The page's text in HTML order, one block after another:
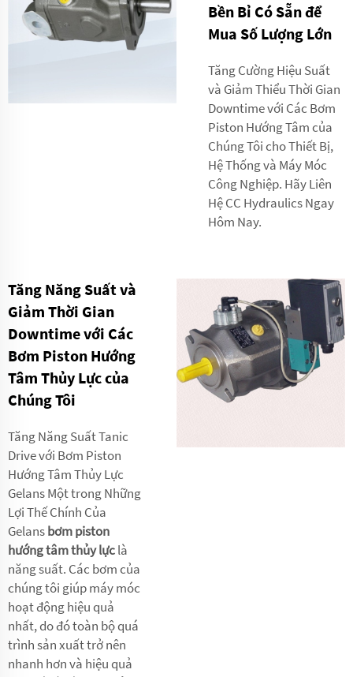
Bền Bỉ Có Sẵn để
Mua Số Lượng Lớn
Tăng Cường Hiệu Suất
và Giảm Thiểu Thời Gian
Downtime với Các Bơm
Piston Hướng Tâm của
Chúng Tôi cho Thiết Bị,
Hệ Thống và Máy Móc
Công Nghiệp. Hãy Liên
Hệ CC Hydraulics Ngay
Hôm Nay.
Tăng Năng Suất và
Giảm Thời Gian
Downtime với Các
Bơm Piston Hướng
Tâm Thủy Lực của
Chúng Tôi
Tăng Năng Suất Tanic
Drive với Bơm Piston
Hướng Tâm Thủy Lực
Gelans Một trong Những
Lợi Thế Chính Của
Gelansbơm piston
hướng tâm thủy lựclà
năng suất. Các bơm của
chúng tôi giúp máy móc
hoạt động hiệu quả
nhất, do đó toàn bộ quá
trình sản xuất trở nên
nhanh hơn và hiệu quả